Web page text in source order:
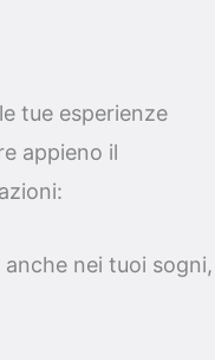
tue esperienze
appieno il
nei tuoi sogni,